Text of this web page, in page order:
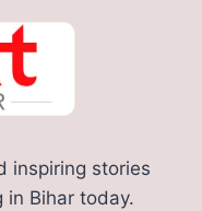
inspiring stories
in Bihar today.